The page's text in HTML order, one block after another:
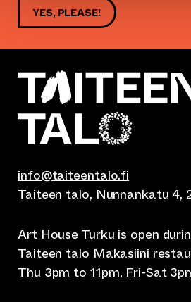
YES, PLEASE!
info@taiteentalo.fi
Taiteen talo, Nunnankatu 4,
Art House Turku is open
Taiteen talo Makasiini
Thu 3pm to 11pm, Fri-Sat